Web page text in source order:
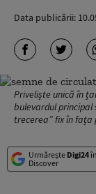
Data publicării:
Priveliște unică în
bulevardul principal
trecerea” fix în fața
Urmărește Digi24
Discover